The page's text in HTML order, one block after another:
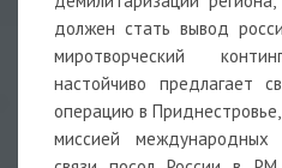
должен стать вывод
миротворческий
настойчиво предлагает
операцию в
миссией